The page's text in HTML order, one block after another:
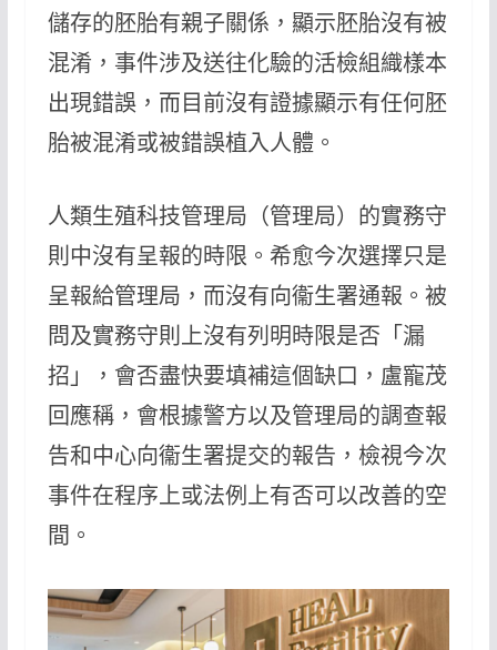
儲存的胚胎有親子關係，顯示胚胎沒有被
混淆，事件涉及送往化驗的活檢組織樣本
出現錯誤，而目前沒有證據顯示有任何胚
胎被混淆或被錯誤植入人體。
人類生殖科技管理局（管理局）的實務守
則中沒有呈報的時限。希愈今次選擇只是
呈報給管理局，而沒有向衞生署通報。被
問及實務守則上沒有列明時限是否「漏
招」，會否盡快要填補這個缺口，盧寵茂
回應稱，會根據警方以及管理局的調查報
告和中心向衞生署提交的報告，檢視今次
事件在程序上或法例上有否可以改善的空
間。